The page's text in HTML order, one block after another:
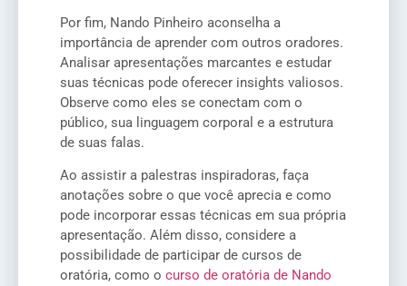
Por fim, Nando Pinheiro aconselha a
importância de aprender com outros oradores.
Analisar apresentações marcantes e estudar
suas técnicas pode oferecer insights valiosos.
Observe como eles se conectam com o
público, sua linguagem corporal e a estrutura
de suas falas.
Ao assistir a palestras inspiradoras, faça
anotações sobre o que você aprecia e como
pode incorporar essas técnicas em sua própria
apresentação. Além disso, considere a
possibilidade de participar de cursos de
oratória, como o curso de oratória de Nando